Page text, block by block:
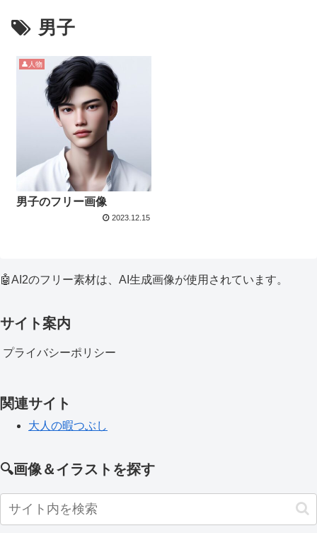
男子
👤人物
男子のフリー画像
2023.12.15
🤖AI2のフリー素材は、AI生成画像が使用されています。
サイト案内
プライバシーポリシー
関連サイト
大人の暇つぶし
🔍画像＆イラストを探す